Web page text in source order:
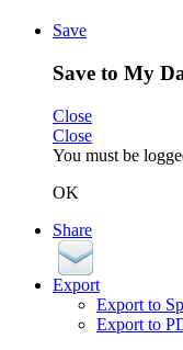
Save
Save to My
Close
Close
You must be
OK
Share
Export
Export to
Export to